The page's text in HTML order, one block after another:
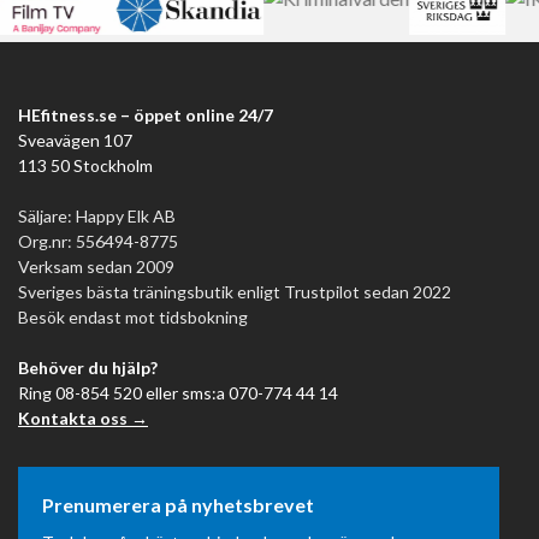
HEfitness.se – öppet online 24/7
Sveavägen 107
113 50 Stockholm
Säljare: Happy Elk AB
Org.nr: 556494-8775
Verksam sedan 2009
Sveriges bästa träningsbutik enligt Trustpilot sedan 2022
Besök endast mot tidsbokning
Behöver du hjälp?
Ring 08-854 520 eller sms:a 070-774 44 14
Kontakta oss →
Prenumerera på nyhetsbrevet